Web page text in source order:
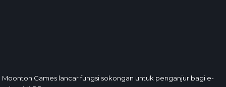
Moonton Games lancar fungsi sokongan untuk penganjur bagi e-